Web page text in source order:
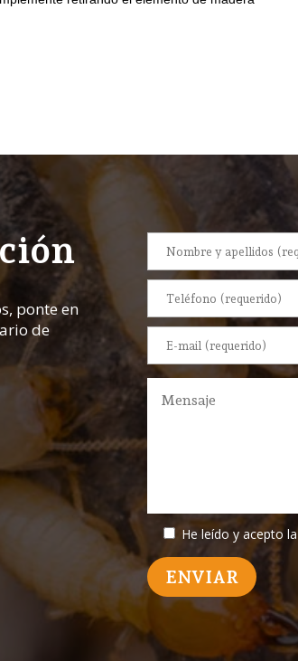
ponte en
de
He leído y acepto la